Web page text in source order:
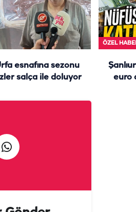
esnafına sezonu
salça ile doluyor
ÖZEL
euro